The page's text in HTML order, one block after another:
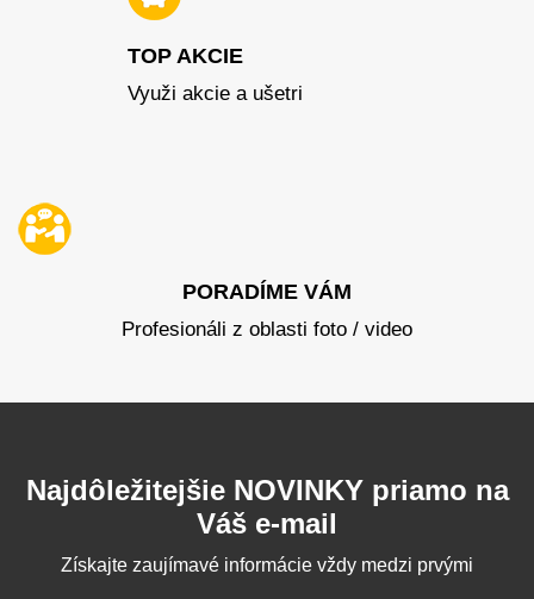
TOP AKCIE
Využi akcie a ušetri
PORADÍME VÁM
Profesionáli z oblasti foto / video
Najdôležitejšie NOVINKY priamo na
Váš e-mail
Získajte zaujímavé informácie vždy medzi prvými